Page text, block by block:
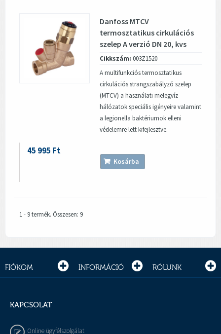
Danfoss MTCV
termosztatikus cirkulációs
szelep A verzió DN 20, kvs
1.8 m3/h, 35-60°C
Cikkszám: 003Z1520
A multifunkciós termosztatikus
cirkulációs strangszabályzó szelep
(MTCV) a használati melegvíz
hálózatok speciális igényeire valamint
a legionella baktériumok elleni
védelemre lett kifejlesztve.
45 995 Ft
Kosárba
1 - 9 termék. Összesen: 9
FIÓKOM INFORMÁCIÓ RÓLUNK
KAPCSOLAT
Online ügyfélszolgálat